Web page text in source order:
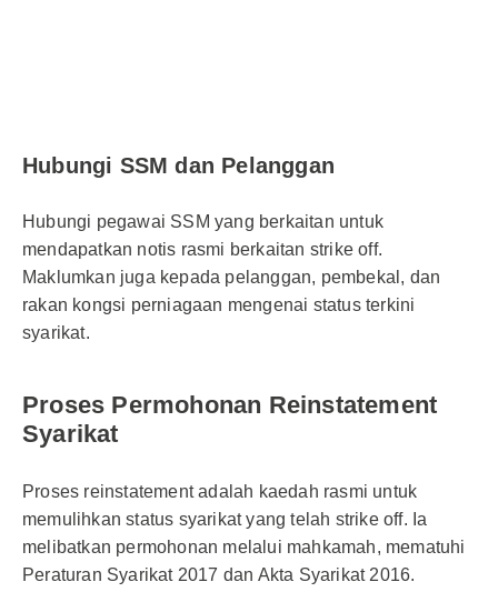
Hubungi SSM dan Pelanggan
Hubungi pegawai SSM yang berkaitan untuk
mendapatkan notis rasmi berkaitan strike off.
Maklumkan juga kepada pelanggan, pembekal, dan
rakan kongsi perniagaan mengenai status terkini
syarikat.
Proses Permohonan Reinstatement
Syarikat
Proses reinstatement adalah kaedah rasmi untuk
memulihkan status syarikat yang telah strike off. Ia
melibatkan permohonan melalui mahkamah, mematuhi
Peraturan Syarikat 2017 dan Akta Syarikat 2016.